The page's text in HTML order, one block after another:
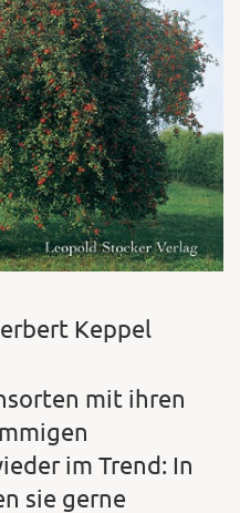
Keppel
mit ihren
im Trend: In
sie gerne